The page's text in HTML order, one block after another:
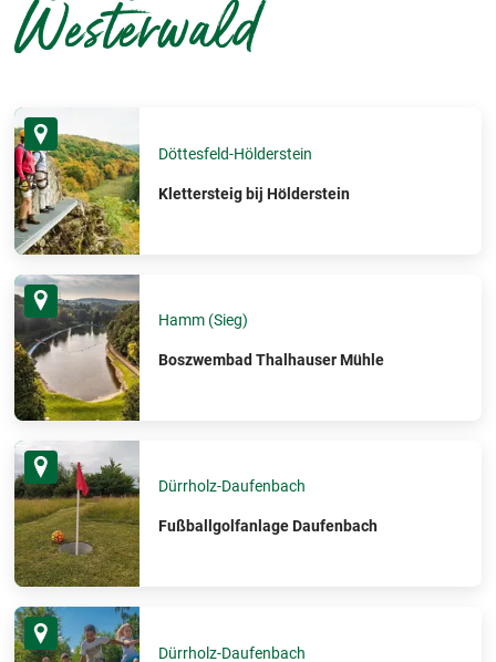
Westerwald
Döttesfeld-Hölderstein
Klettersteig bij Hölderstein
Hamm (Sieg)
Boszwembad Thalhauser Mühle
Dürrholz-Daufenbach
Fußballgolfanlage Daufenbach
Dürrholz-Daufenbach